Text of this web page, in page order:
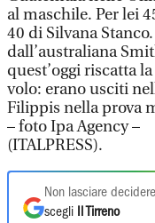
al maschile. Per lei
40 di Silvana
dall’australiana
quest’oggi riscatta
volo: erano usciti
Filippis nella prova
– foto Ipa Agency –
(ITALPRESS).
Non lasciare
scegli
Il Tirreno